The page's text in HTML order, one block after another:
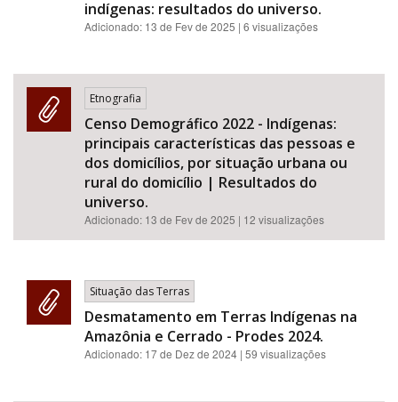
indígenas: resultados do universo.
Adicionado: 13 de Fev de 2025 | 6 visualizações
Etnografia
Censo Demográfico 2022 - Indígenas:
principais características das pessoas e
dos domicílios, por situação urbana ou
rural do domicílio | Resultados do
universo.
Adicionado: 13 de Fev de 2025 | 12 visualizações
Situação das Terras
Desmatamento em Terras Indígenas na
Amazônia e Cerrado - Prodes 2024.
Adicionado: 17 de Dez de 2024 | 59 visualizações